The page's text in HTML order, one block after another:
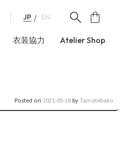
JP EN
衣装協力 Atelier Shop
Posted on 2021-05-18byTamatebako